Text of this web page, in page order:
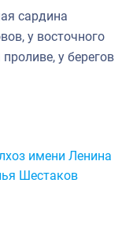
сардина
у восточного
у берегов
имени Ленина
Шестаков